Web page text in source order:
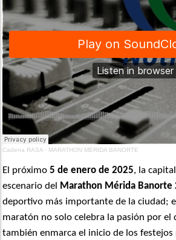
Cadena RASA · MARATHON MÉRIDA BANORTE
El próximo 5 de enero de 2025, la
escenario del Marathon Mérida Banorte
deportivo más importante de la ciudad;
maratón no solo celebra la pasión por el
también enmarca el inicio de los